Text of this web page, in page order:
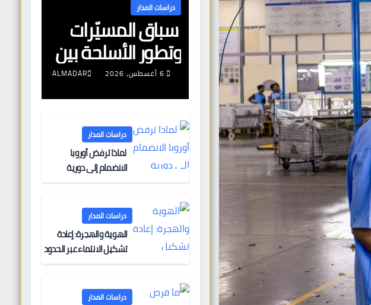
دراسات المدار
سباق المسيّرات
وتطور الأسلحة بين
أوروبا وروسيا
6 أغسطس، 2026 ALMADAR
دراسات المدار
لماذا ترفض أوروبا
الانضمام إلى دورية
دراسات المدار
الهوية والهجرة: إعادة
تشكيل الانتماء عبر الحدود
دراسات المدار